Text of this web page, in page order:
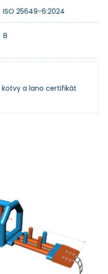
ISO 25649-6:2024
8
kotvy a lano certifikát